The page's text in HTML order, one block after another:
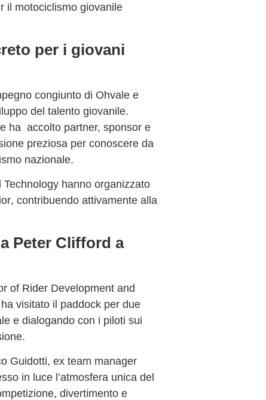
il motociclismo giovanile
per i giovani
congiunto di Ohvale e
del talento giovanile.
ha accolto partner, sponsor e
preziosa per conoscere da
nazionale.
Technology hanno organizzato
, contribuendo attivamente alla
Peter Clifford a
of Rider Development and
visitato il paddock per due
e dialogando con i piloti sui
Guidotti, ex team manager
in luce l’atmosfera unica del
, divertimento e